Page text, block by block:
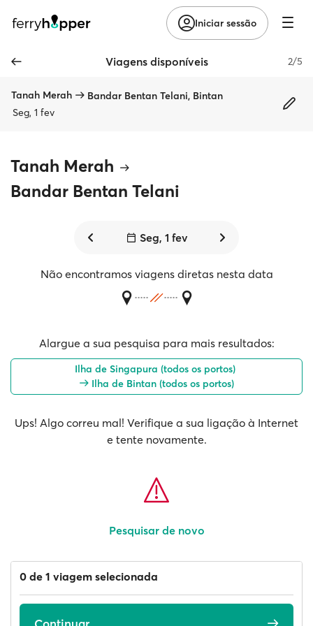
Iniciar sessão
Viagens disponíveis 2/5
Tanah Merah
Bandar Bentan Telani, Bintan
Seg, 1 fev
Tanah Merah
Bandar Bentan Telani
Seg, 1 fev
Não encontramos viagens diretas nesta data
Alargue a sua pesquisa para mais resultados:
Ilha de Singapura (todos os portos)
Ilha de Bintan (todos os portos)
Ups! Algo correu mal! Verifique a sua ligação à Internet
e tente novamente.
Pesquisar de novo
0 de 1 viagem selecionada